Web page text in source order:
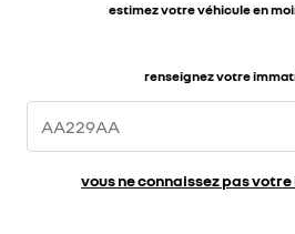
estimez votre véhicule en
renseignez votre
vous ne connaissez pas